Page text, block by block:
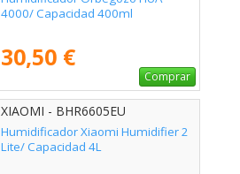
4000/ Capacidad 400ml
30,50 €
Comprar
XIAOMI - BHR6605EU
Humidificador Xiaomi Humidifier 2
Lite/ Capacidad 4L